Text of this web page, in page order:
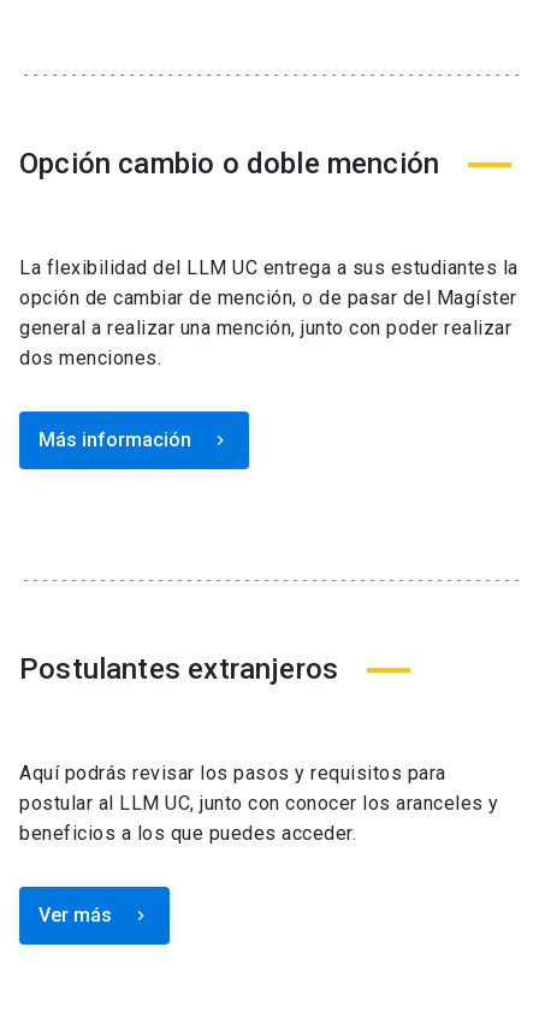
Opción cambio o doble mención
La flexibilidad del LLM UC entrega a sus estudiantes la
opción de cambiar de mención, o de pasar del Magíster
general a realizar una mención, junto con poder realizar
dos menciones.
Más información keyboard_arrow_right
Postulantes extranjeros
Aquí podrás revisar los pasos y requisitos para
postular al LLM UC, junto con conocer los aranceles y
beneficios a los que puedes acceder.
Ver más keyboard_arrow_right